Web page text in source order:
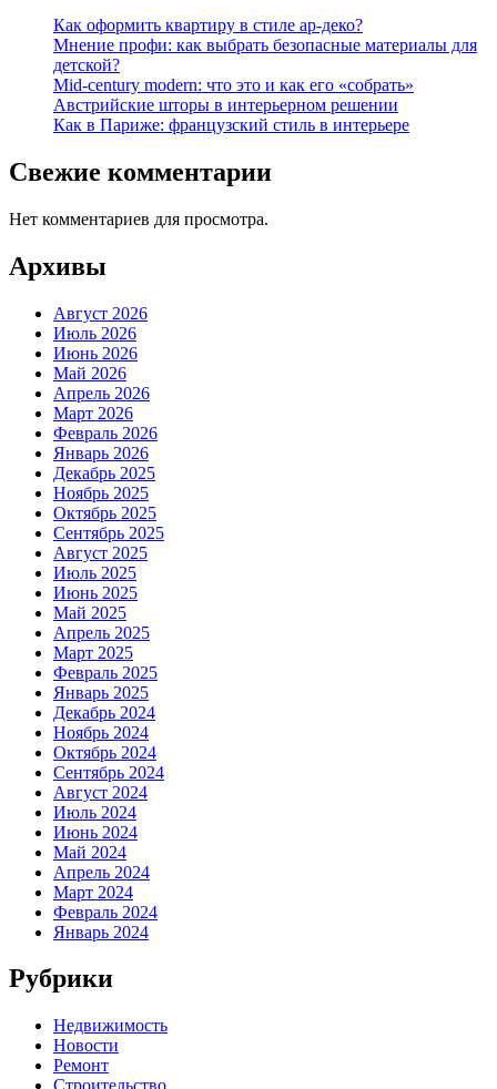
Как оформить квартиру в стиле ар-деко?
Мнение профи: как выбрать безопасные материалы для
детской?
Mid-century modern: что это и как его «собрать»
Австрийские шторы в интерьерном решении
Как в Париже: французский стиль в интерьере
Свежие комментарии
Нет комментариев для просмотра.
Архивы
Август 2026
Июль 2026
Июнь 2026
Май 2026
Апрель 2026
Март 2026
Февраль 2026
Январь 2026
Декабрь 2025
Ноябрь 2025
Октябрь 2025
Сентябрь 2025
Август 2025
Июль 2025
Июнь 2025
Май 2025
Апрель 2025
Март 2025
Февраль 2025
Январь 2025
Декабрь 2024
Ноябрь 2024
Октябрь 2024
Сентябрь 2024
Август 2024
Июль 2024
Июнь 2024
Май 2024
Апрель 2024
Март 2024
Февраль 2024
Январь 2024
Рубрики
Недвижимость
Новости
Ремонт